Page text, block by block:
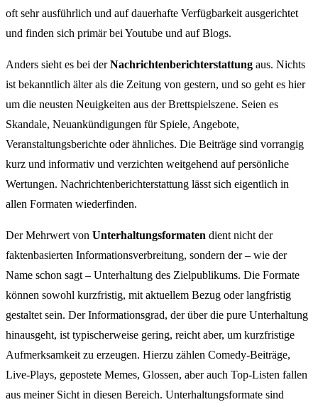
oft sehr ausführlich und auf dauerhafte Verfügbarkeit ausgerichtet
und finden sich primär bei Youtube und auf Blogs.
Anders sieht es bei derNachrichtenberichterstattung aus. Nichts
ist bekanntlich älter als die Zeitung von gestern, und so geht es hier
um die neusten Neuigkeiten aus der Brettspielszene. Seien es
Skandale, Neuankündigungen für Spiele, Angebote,
Veranstaltungsberichte oder ähnliches. Die Beiträge sind vorrangig
kurz und informativ und verzichten weitgehend auf persönliche
Wertungen. Nachrichtenberichterstattung lässt sich eigentlich in
allen Formaten wiederfinden.
Der Mehrwert von Unterhaltungsformaten dient nicht der
faktenbasierten Informationsverbreitung, sondern der – wie der
Name schon sagt – Unterhaltung des Zielpublikums. Die Formate
können sowohl kurzfristig, mit aktuellem Bezug oder langfristig
gestaltet sein. Der Informationsgrad, der über die pure Unterhaltung
hinausgeht, ist typischerweise gering, reicht aber, um kurzfristige
Aufmerksamkeit zu erzeugen. Hierzu zählen Comedy-Beiträge,
Live-Plays, gepostete Memes, Glossen, aber auch Top-Listen fallen
aus meiner Sicht in diesen Bereich. Unterhaltungsformate sind